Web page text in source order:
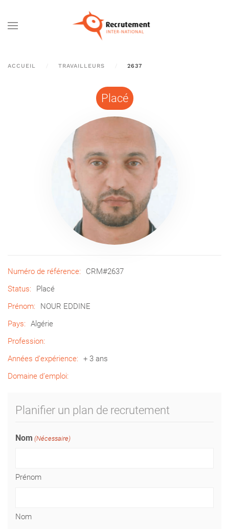
Passer au contenu principal
ACCUEIL TRAVAILLEURS 2637
Placé
Numéro de référence:
CRM#2637
Status:
Placé
Prénom:
NOUR EDDINE
Pays:
Algérie
Profession:
Années d’expérience:
+ 3 ans
Domaine d’emploi:
Planifier un plan de recrutement
Nom (Nécessaire)
Prénom
Nom